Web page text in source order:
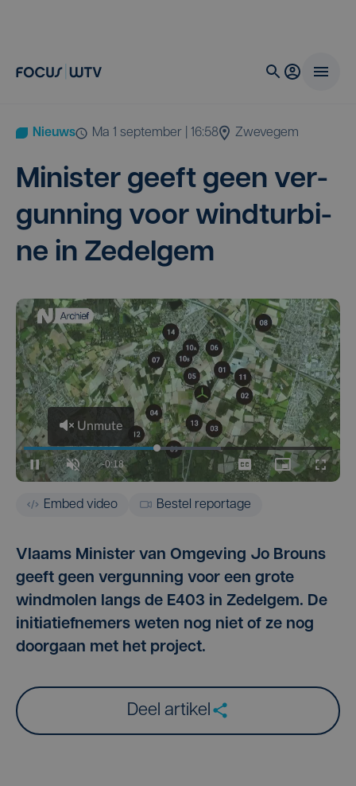
Nieuws ma 1 september | 16:58 Zwevegem
Minis­ter geeft geen ver­
gun­ning voor wind­tur­bi­
ne in Zedelgem
Embed video Bestel reportage
Vlaams Minister van Omgeving Jo Brouns
geeft geen vergunning voor een grote
windmolen langs de E403 in Zedelgem. De
initiatiefnemers weten nog niet of ze nog
doorgaan met het project.
Deel artikel